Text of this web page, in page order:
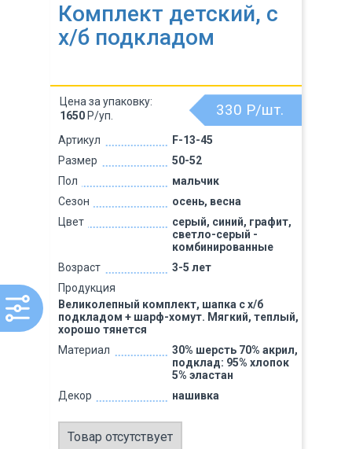
Комплект детский, с
х/б подкладом
Артикул
F-13-45
Размер
50-52
Пол
мальчик
Сезон
осень, весна
Цвет
серый, синий, графит,
светло-серый -
комбинированные
Возраст
3-5 лет
Продукция
Великолепный комплект, шапка с х/б
подкладом + шарф-хомут. Мягкий, теплый,
хорошо тянется
Материал
30% шерсть 70% акрил,
подклад: 95% хлопок
5% эластан
Декор
нашивка
330 Р/шт.
Цена за упаковку:
1650 Р/уп.
Товар отсутствует